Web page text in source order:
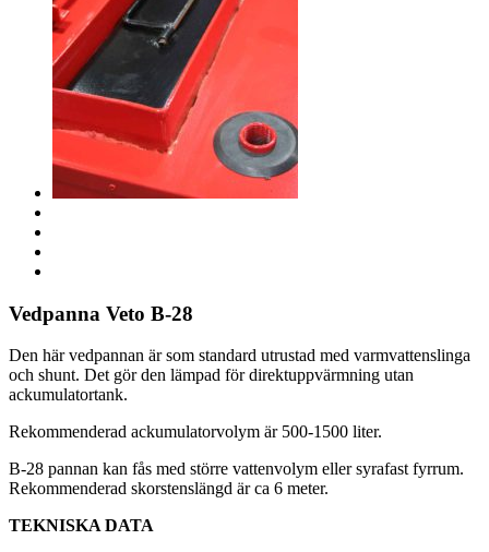
Vedpanna Veto B-28
Den här vedpannan är som standard utrustad med varmvattenslinga
och shunt. Det gör den lämpad för direktuppvärmning utan
ackumulatortank.
Rekommenderad ackumulatorvolym är 500-1500 liter.
B-28 pannan kan fås med större vattenvolym eller syrafast fyrrum.
Rekommenderad skorstenslängd är ca 6 meter.
TEKNISKA DATA